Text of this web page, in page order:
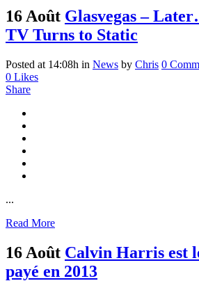
16 Août Glasvegas –
TV Turns to Static
Posted at 14:08h in News by Chris 0
0 Likes
Share
...
Read More
16 Août Calvin Harris est
payé en 2013